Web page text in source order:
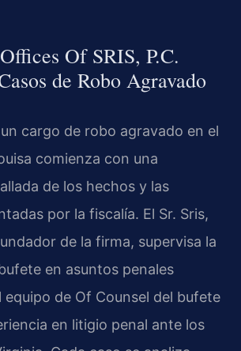
Of SRIS, P.C.
de Robo Agravado
cargo de robo agravado en el
comienza con una
de los hechos y las
por la fiscalía. El Sr. Sris,
de la firma, supervisa la
en asuntos penales
equipo de Of Counsel del bufete
en litigio penal ante los